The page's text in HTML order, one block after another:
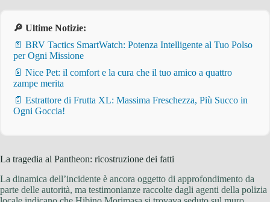
🔎 Ultime Notizie:
📄 BRV Tactics SmartWatch: Potenza Intelligente al Tuo Polso
per Ogni Missione
📄 Nice Pet: il comfort e la cura che il tuo amico a quattro
zampe merita
📄 Estrattore di Frutta XL: Massima Freschezza, Più Succo in
Ogni Goccia!
La tragedia al Pantheon: ricostruzione dei fatti
La dinamica dell’incidente è ancora oggetto di approfondimento da
parte delle autorità, ma testimonianze raccolte dagli agenti della polizia